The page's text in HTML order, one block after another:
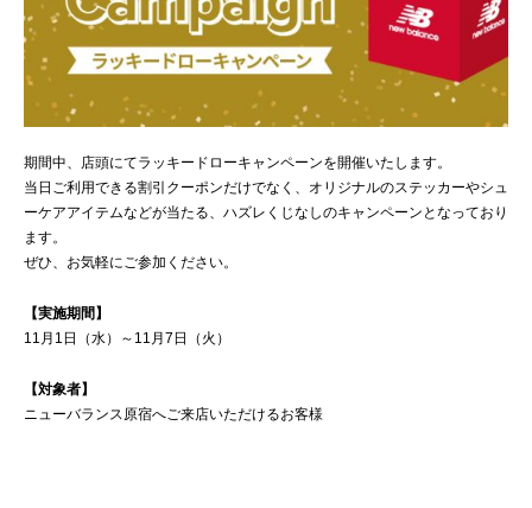
期間中、店頭にてラッキードローキャンペーンを開催いたします。
当日ご利用できる割引クーポンだけでなく、オリジナルのステッカーやシュ
ーケアアイテムなどが当たる、ハズレくじなしのキャンペーンとなっており
ます。
ぜひ、お気軽にご参加ください。
【実施期間】
11月1日（水）～11月7日（火）
【対象者】
ニューバランス原宿へご来店いただけるお客様